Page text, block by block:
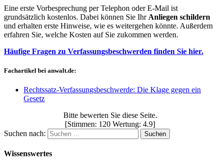
Eine erste Vorbesprechung per Telephon oder E-Mail ist
grundsätzlich kostenlos. Dabei können Sie Ihr Anliegen schildern
und erhalten erste Hinweise, wie es weitergehen könnte. Außerdem
erfahren Sie, welche Kosten auf Sie zukommen werden.
Häufige Fragen zu Verfassungsbeschwerden finden Sie hier.
Fachartikel bei anwalt.de:
Rechtssatz-Verfassungsbeschwerde: Die Klage gegen ein
Gesetz
Bitte bewerten Sie diese Seite.
[Stimmen: 120 Wertung: 4.9]
Suchen nach:
Wissenswertes